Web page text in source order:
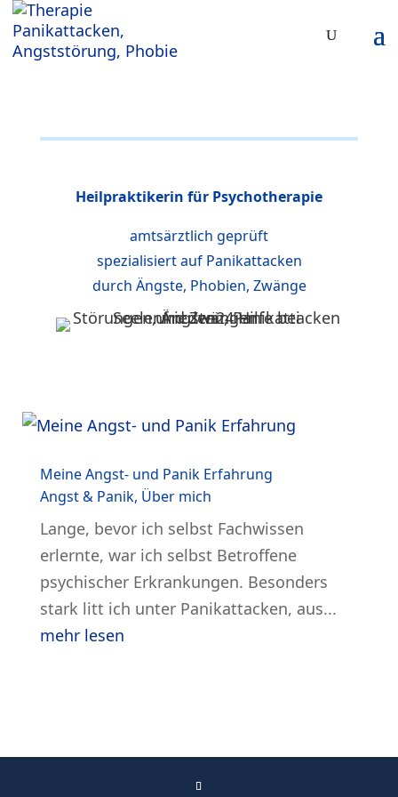
Heilpraktikerin für Psychotherapie
amtsärztlich geprüft
spezialisiert auf Panikattacken
durch Ängste, Phobien, Zwänge
Meine Angst- und Panik Erfahrung
Angst & Panik, Über mich
Lange, bevor ich selbst Fachwissen
erlernte, war ich selbst Betroffene
psychischer Erkrankungen. Besonders
stark litt ich unter Panikattacken, aus...
mehr lesen